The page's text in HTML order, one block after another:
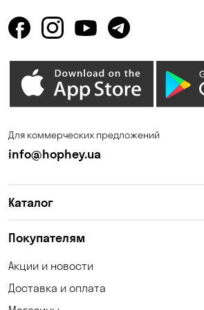
Горишние Плавни
Елизаветовка
Калиновка
Киев
Княжичи
Котовка
Для коммерческих предложений
info@hophey.ua
Каталог
Покупателям
Акции и новости
Доставка и оплата